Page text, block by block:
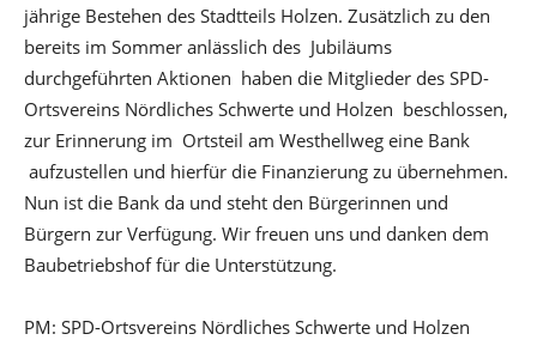
jährige Bestehen des Stadtteils Holzen. Zusätzlich zu den
bereits im Sommer anlässlich des Jubiläums
durchgeführten Aktionen haben die Mitglieder des SPD-
Ortsvereins Nördliches Schwerte und Holzen beschlossen,
zur Erinnerung im Ortsteil am Westhellweg eine Bank
aufzustellen und hierfür die Finanzierung zu übernehmen.
Nun ist die Bank da und steht den Bürgerinnen und
Bürgern zur Verfügung. Wir freuen uns und danken dem
Baubetriebshof für die Unterstützung.
PM: SPD-Ortsvereins Nördliches Schwerte und Holzen